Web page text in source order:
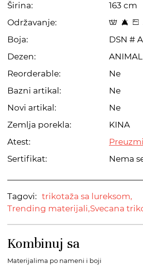
Širina:
163 cm
Održavanje:
W 8 Z
Boja:
DSN #
Dezen:
ANIMAL
Reorderable:
Ne
Bazni artikal:
Ne
Novi artikal:
Ne
Zemlja porekla:
KINA
Atest:
Preuzmi
Sertifikat:
Nema
Tagovi: trikotaža sa lureksom,
Trending materijali,Svecana
Kombinuj sa
Materijalima po nameni i boji